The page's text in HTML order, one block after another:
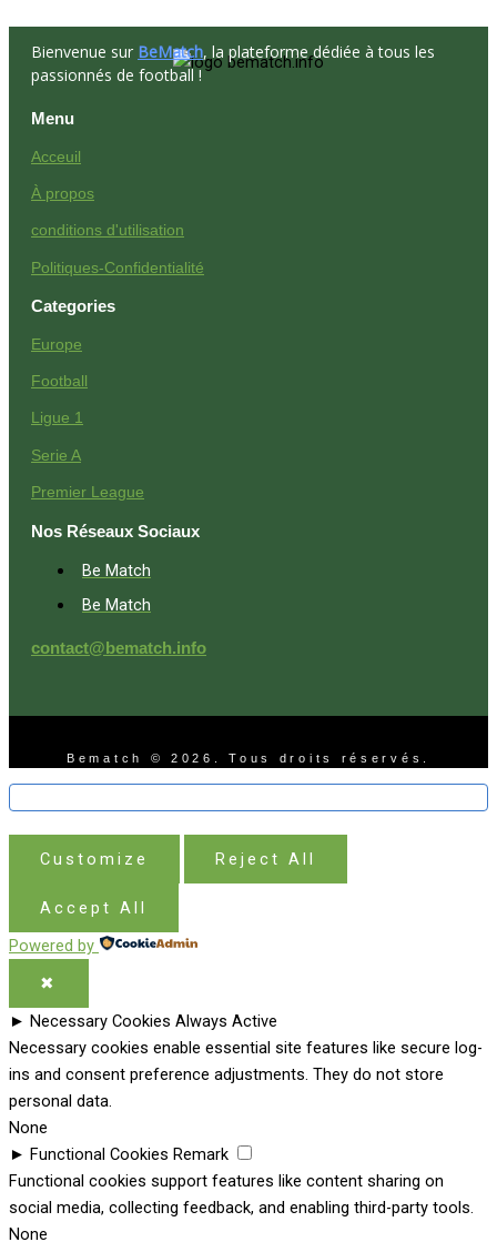
Bienvenue sur BeMatch, la plateforme dédiée à tous les
passionnés de football !
Menu
Acceuil
À propos
conditions d'utilisation
Politiques-Confidentialité
Categories
Europe
Football
Ligue 1
Serie A
Premier League
Nos Réseaux Sociaux
Be Match
Be Match
contact@bematch.info
Bematch © 2026. Tous droits réservés.
Customize Reject All
Accept All
Powered by
✖
► Necessary Cookies Always Active
Necessary cookies enable essential site features like secure log-
ins and consent preference adjustments. They do not store
personal data.
None
► Functional Cookies Remark
Functional cookies support features like content sharing on
social media, collecting feedback, and enabling third-party tools.
None